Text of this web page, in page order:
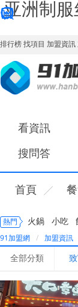
亚洲制
排行榜找項目 加盟資訊
您好，歡迎來91加盟網
看資訊
搜問答
首頁
熱門 火鍋 小吃
91加盟網 加盟資訊
全部分類